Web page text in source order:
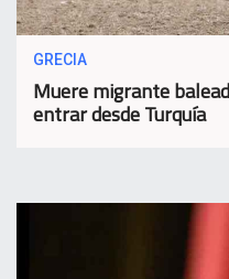
GRECIA
Muere migrante
entrar desde Turquía